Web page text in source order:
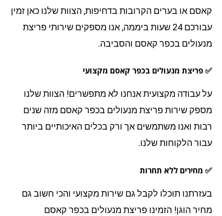
או בערים הקרובות בדחיפות, הצוות שלנו כאן זמין
עבורכם 24 שעות ביממה, אנו מספקים שירותי פריצת
בכפר קאסם והסביבה.
פריצת מנעולים בכפר קאסם מקצועי
עבודה מקצועית אנחנו לא מתפשרים! הצוות שלנו
שירות פריצת מנעולים בכפר קאסם מזה שנים
ואנו משתמשים אך ורק בכלים האיכותיים ביותר
הלקוחות שלנו.
מחירים ללא תחרות
תוכלו לקבל גם שירות מקצועי והכי חשוב גם
הוגן! הזמינו פריצת מנעולים בכפר קאסם